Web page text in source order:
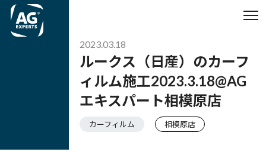
2023.03.18
ルークス（日産）のカーフ
ィルム施工2023.3.18@AG
エキスパート相模原店
カーフィルム 相模原店